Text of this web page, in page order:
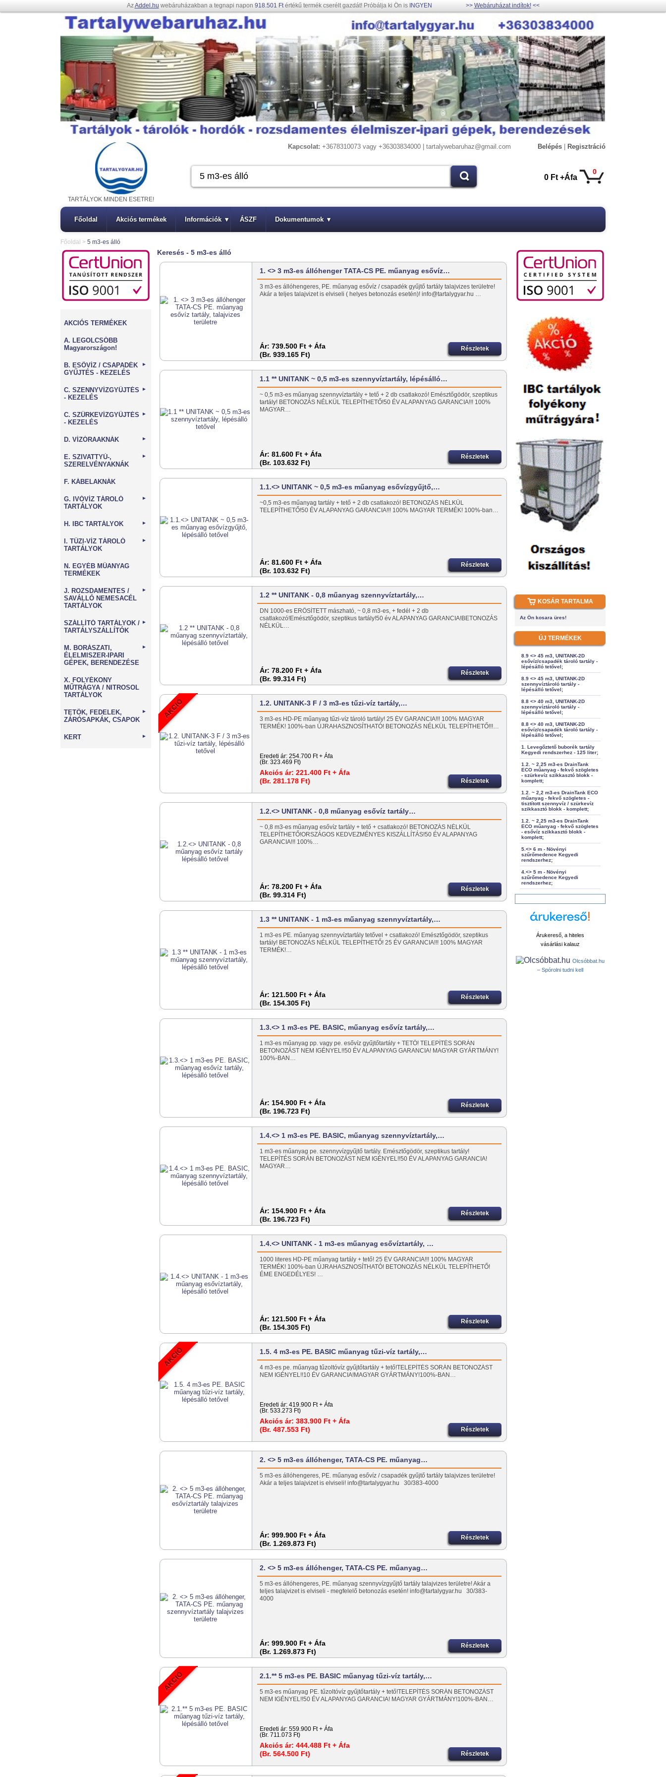
AzAddel.hu webáruházakban a tegnapi napon 918.501 Ftértékű termék cserélt gazdát! Próbálja ki Ön is INGYEN >> Webáruházat indítok!<<
Kapcsolat: +3678310073 vagy +36303834000 | tartalywebaruhaz@gmail.com Belépés Regisztráció
0
0 Ft +Áfa
TARTÁLYOK MINDEN ESETRE!
Főoldal Akciós termékek Információk ▾ ÁSZF Dokumentumok ▾
Főoldal > 5 m3-es álló
AKCIÓS TERMÉKEK
A. LEGOLCSÓBB
Magyarországon!
B. ESŐVÍZ / CSAPADÉK
GYŰJTÉS - KEZELÉS
►
C. SZENNYVÍZGYŰJTÉS
- KEZELÉS
►
C. SZÜRKEVÍZGYŰJTÉS
- KEZELÉS
►
D. VÍZÓRAAKNÁK ►
E. SZIVATTYÚ-,
SZERELVÉNYAKNÁK
►
F. KÁBELAKNÁK
G. IVÓVÍZ TÁROLÓ
TARTÁLYOK
►
H. IBC TARTÁLYOK ►
I. TŰZI-VÍZ TÁROLÓ
TARTÁLYOK
►
N. EGYÉB MŰANYAG
TERMÉKEK
J. ROZSDAMENTES /
SAVÁLLÓ NEMESACÉL
TARTÁLYOK
►
SZÁLLÍTÓ TARTÁLYOK /
TARTÁLYSZÁLLÍTÓK
►
M. BORÁSZATI,
ÉLELMISZER-IPARI
GÉPEK, BERENDEZÉSE
►
X. FOLYÉKONY
MŰTRÁGYA / NITROSOL
TARTÁLYOK
TETŐK, FEDELEK,
ZÁRÓSAPKÁK, CSAPOK
►
KERT ►
Keresés - 5 m3-es álló
1. <> 3 m3-es állóhenger TATA-CS PE. műanyag esővíz…
3 m3-es állóhengeres, PE. műanyag esővíz / csapadék gyűjtő tartály talajvizes területre!
Akár a teljes talajvizet is elviseli ( helyes betonozás esetén)! info@tartalygyar.hu …
Ár: 739.500 Ft + Áfa
(Br. 939.165 Ft)
Részletek
1.1 ** UNITANK ~ 0,5 m3-es szennyvíztartály, lépésálló…
~ 0,5 m3-es műanyag szennyvíztartály + tető + 2 db csatlakozó! Emésztőgödör, szeptikus
tartály! BETONOZÁS NÉLKÜL TELEPÍTHETŐ!50 ÉV ALAPANYAG GARANCIA!!! 100%
MAGYAR…
Ár: 81.600 Ft + Áfa
(Br. 103.632 Ft)
Részletek
1.1.<> UNITANK ~ 0,5 m3-es műanyag esővízgyűjtő,…
~0,5 m3-es műanyag tartály + tető + 2 db csatlakozó! BETONOZÁS NÉLKÜL
TELEPÍTHETŐ!50 ÉV ALAPANYAG GARANCIA!!! 100% MAGYAR TERMÉK! 100%-ban…
Ár: 81.600 Ft + Áfa
(Br. 103.632 Ft)
Részletek
1.2 ** UNITANK - 0,8 műanyag szennyvíztartály,…
DN 1000-es ERŐSÍTETT mászható, ~ 0,8 m3-es, + fedél + 2 db
csatlakozó!Emésztőgödör, szeptikus tartály!50 év ALAPANYAG GARANCIA!BETONOZÁS
NÉLKÜL…
Ár: 78.200 Ft + Áfa
(Br. 99.314 Ft)
Részletek
1.2. UNITANK-3 F / 3 m3-es tűzi-víz tartály,…
3 m3-es HD-PE műanyag tűzi-víz tároló tartály! 25 ÉV GARANCIA!!! 100% MAGYAR
TERMÉK! 100%-ban ÚJRAHASZNOSÍTHATÓ! BETONOZÁS NÉLKÜL TELEPÍTHETŐ!!!…
Eredeti ár: 254.700 Ft + Áfa
(Br. 323.469 Ft)
Akciós ár: 221.400 Ft + Áfa
(Br. 281.178 Ft)
Részletek
1.2.<> UNITANK - 0,8 műanyag esővíz tartály…
~ 0,8 m3-es műanyag esővíz tartály + tető + csatlakozó! BETONOZÁS NÉLKÜL
TELEPÍTHETŐ!ORSZÁGOS KEDVEZMÉNYES KISZÁLLÍTÁS!50 ÉV ALAPANYAG
GARANCIA!!! 100%…
Ár: 78.200 Ft + Áfa
(Br. 99.314 Ft)
Részletek
1.3 ** UNITANK - 1 m3-es műanyag szennyvíztartály,…
1 m3-es PE. műanyag szennyvíztartály tetővel + csatlakozó! Emésztőgödör, szeptikus
tartály! BETONOZÁS NÉLKÜL TELEPÍTHETŐ! 25 ÉV GARANCIA!!! 100% MAGYAR
TERMÉK!…
Ár: 121.500 Ft + Áfa
(Br. 154.305 Ft)
Részletek
1.3.<> 1 m3-es PE. BASIC, műanyag esővíz tartály,…
1 m3-es műanyag pp. vagy pe. esővíz gyűjtőtartály + TETŐ! TELEPÍTÉS SORÁN
BETONOZÁST NEM IGÉNYEL!!50 ÉV ALAPANYAG GARANCIA! MAGYAR GYÁRTMÁNY!
100%-BAN…
Ár: 154.900 Ft + Áfa
(Br. 196.723 Ft)
Részletek
1.4.<> 1 m3-es PE. BASIC, műanyag szennyvíztartály,…
1 m3-es műanyag pe. szennyvízgyűjtő tartály. Emésztőgödör, szeptikus tartály!
TELEPÍTÉS SORÁN BETONOZÁST NEM IGÉNYEL!!50 ÉV ALAPANYAG GARANCIA!
MAGYAR…
Ár: 154.900 Ft + Áfa
(Br. 196.723 Ft)
Részletek
1.4.<> UNITANK - 1 m3-es műanyag esővíztartály, …
1000 literes HD-PE műanyag tartály + tető! 25 ÉV GARANCIA!!! 100% MAGYAR
TERMÉK! 100%-ban ÚJRAHASZNOSÍTHATÓ! BETONOZÁS NÉLKÜL TELEPÍTHETŐ!
ÉME ENGEDÉLYES! …
Ár: 121.500 Ft + Áfa
(Br. 154.305 Ft)
Részletek
1.5. 4 m3-es PE. BASIC műanyag tűzi-víz tartály,…
4 m3-es pe. műanyag tűzoltóvíz gyűjtőtartály + tető!TELEPÍTÉS SORÁN BETONOZÁST
NEM IGÉNYEL!!10 ÉV GARANCIA!MAGYAR GYÁRTMÁNY!100%-BAN…
Eredeti ár: 419.900 Ft + Áfa
(Br. 533.273 Ft)
Akciós ár: 383.900 Ft + Áfa
(Br. 487.553 Ft)
Részletek
2. <> 5 m3-es állóhenger, TATA-CS PE. műanyag…
5 m3-es állóhengeres, PE. műanyag esővíz / csapadék gyűjtő tartály talajvizes területre!
Akár a teljes talajvizet is elviseli! info@tartalygyar.hu 30/383-4000
Ár: 999.900 Ft + Áfa
(Br. 1.269.873 Ft)
Részletek
2. <> 5 m3-es állóhenger, TATA-CS PE. műanyag…
5 m3-es állóhengeres, PE. műanyag szennyvízgyűjtő tartály talajvizes területre! Akár a
teljes talajvizet is elviseli - megfelelő betonozás esetén! info@tartalygyar.hu 30/383-
4000
Ár: 999.900 Ft + Áfa
(Br. 1.269.873 Ft)
Részletek
2.1.** 5 m3-es PE. BASIC műanyag tűzi-víz tartály,…
5 m3-es műanyag PE. tűzoltóvíz gyűjtőtartály + tető!TELEPÍTÉS SORÁN BETONOZÁST
NEM IGÉNYEL!!50 ÉV ALAPANYAG GARANCIA! MAGYAR GYÁRTMÁNY!100%-BAN…
Eredeti ár: 559.900 Ft + Áfa
(Br. 711.073 Ft)
Akciós ár: 444.488 Ft + Áfa
(Br. 564.500 Ft)
Részletek
KOSÁR TARTALMA
Az Ön kosara üres!
ÚJ TERMÉKEK
8.9 <> 45 m3, UNITANK-2D
esővíz/csapadék tároló tartály -
lépésálló tetővel;
8.9 <> 45 m3, UNITANK-2D
szennyvíztároló tartály -
lépésálló tetővel;
8.8 <> 40 m3, UNITANK-2D
szennyvíztároló tartály -
lépésálló tetővel;
8.8 <> 40 m3, UNITANK-2D
esővíz/csapadék tároló tartály -
lépésálló tetővel;
1. Levegőztető buborék tartály
Kegyedi rendszerhez - 125 liter;
1.2. ~ 2,25 m3-es DrainTank
ECO műanyag - fekvő szögletes
- szürkevíz szikkasztó blokk -
komplett;
1.2. ~ 2,2 m3-es DrainTank ECO
műanyag - fekvő szögletes -
tisztított szennyvíz / szürkevíz
szikkasztó blokk - komplett;
1.2. ~ 2,25 m3-es DrainTank
ECO műanyag - fekvő szögletes
- esővíz szikkasztó blokk -
komplett;
5.<> 6 m - Növényi
szűrőmedence Kegyedi
rendszerhez;
4.<> 5 m - Növényi
szűrőmedence Kegyedi
rendszerhez;
Árukereső, a hiteles
vásárlási kalauz
Olcsóbbat.hu
– Spórolni tudni kell